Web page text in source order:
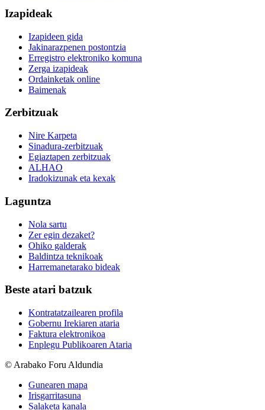
Izapideak
Izapideen gida
Jakinarazpenen postontzia
Erregistro elektroniko komuna
Zerga izapideak
Ordainketak online
Baimenak
Zerbitzuak
Nire Karpeta
Sinadura-zerbitzuak
Egiaztapen zerbitzuak
ALHAO
Iradokizunak eta kexak
Laguntza
Nola sartu
Zer egin dezaket?
Ohiko galderak
Baldintza teknikoak
Harremanetarako bideak
Beste atari batzuk
Kontratatzailearen profila
Gobernu Irekiaren ataria
Faktura elektronikoa
Enplegu Publikoaren Ataria
© Arabako Foru Aldundia
Gunearen mapa
Irisgarritasuna
Salaketa kanala